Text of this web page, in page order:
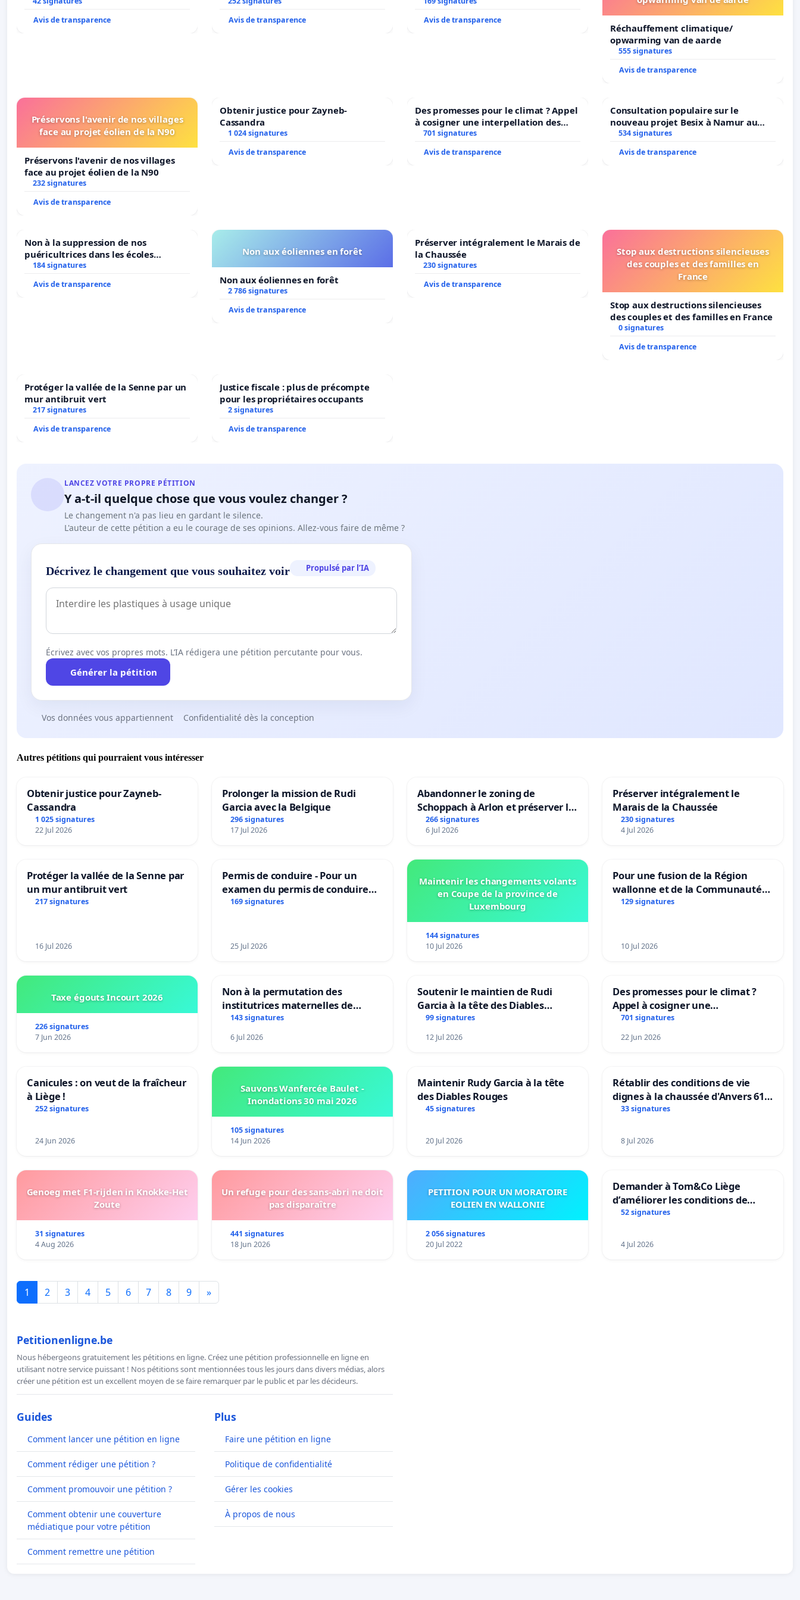
Avis de transparence
Avis de transparence
Avis de transparence
Réchauffement climatique/
opwarming van de aarde
555 signatures
Avis de transparence
Préservons l'avenir de nos villages
face au projet éolien de la N90
Préservons l'avenir de nos villages
face au projet éolien de la N90
232 signatures
Avis de transparence
Obtenir justice pour Zayneb-
Cassandra
1 024 signatures
Avis de transparence
Des promesses pour le climat ? Appel
à cosigner une interpellation des
ministres wallons du climat et de
701 signatures
Avis de transparence
Consultation populaire sur le
nouveau projet Besix à Namur au
Parc Léopold ?
534 signatures
Avis de transparence
Non à la suppression de nos
puéricultrices dans les écoles
communale de Flémalle !
184 signatures
Avis de transparence
Non aux éoliennes en forêt
Non aux éoliennes en forêt
2 786 signatures
Avis de transparence
Préserver intégralement le Marais de
la Chaussée
230 signatures
Avis de transparence
Stop aux destructions silencieuses
des couples et des familles en
France
Stop aux destructions silencieuses
des couples et des familles en France
0 signatures
Avis de transparence
Protéger la vallée de la Senne par un
mur antibruit vert
217 signatures
Avis de transparence
Justice fiscale : plus de précompte
pour les propriétaires occupants
2 signatures
Avis de transparence
LANCEZ VOTRE PROPRE PÉTITION
Y a-t-il quelque chose que vous voulez changer ?
Le changement n'a pas lieu en gardant le silence.
L'auteur de cette pétition a eu le courage de ses opinions. Allez-vous faire de même ?
Décrivez le changement que vous souhaitez voir Propulsé par l’IA
Écrivez avec vos propres mots. L’IA rédigera une pétition percutante pour vous.
Générer la pétition
Vos données vous appartiennent Confidentialité dès la conception
Autres pétitions qui pourraient vous intéresser
Obtenir justice pour Zayneb-
Cassandra
1 025 signatures
22 Jul 2026
Prolonger la mission de Rudi
Garcia avec la Belgique
296 signatures
17 Jul 2026
Abandonner le zoning de
Schoppach à Arlon et préserver le
site naturel
266 signatures
6 Jul 2026
Préserver intégralement le
Marais de la Chaussée
230 signatures
4 Jul 2026
Protéger la vallée de la Senne par
un mur antibruit vert
217 signatures
16 Jul 2026
Permis de conduire - Pour un
examen du permis de conduire
accessible dans plusieurs langues
169 signatures
25 Jul 2026
Maintenir les changements volants
en Coupe de la province de
Luxembourg
144 signatures
10 Jul 2026
Pour une fusion de la Région
wallonne et de la Communauté
française (Fédération Wallonie-
129 signatures
10 Jul 2026
Taxe égouts Incourt 2026
226 signatures
7 Jun 2026
Non à la permutation des
institutrices maternelles de
Bléharies et Laplaigne !
Préservons la stabilité de nos
enfants.
143 signatures
6 Jul 2026
Soutenir le maintien de Rudi
Garcia à la tête des Diables
Rouges |Teken voor het behoud
van Rudi Garcia als bondscoach
99 signatures
12 Jul 2026
Des promesses pour le climat ?
Appel à cosigner une
interpellation des ministres
wallons du climat et de
l’environnement.
701 signatures
22 Jun 2026
Canicules : on veut de la fraîcheur
à Liège !
252 signatures
24 Jun 2026
Sauvons Wanfercée Baulet -
Inondations 30 mai 2026
105 signatures
14 Jun 2026
Maintenir Rudy Garcia à la tête
des Diables Rouges
45 signatures
20 Jul 2026
Rétablir des conditions de vie
dignes à la chaussée d'Anvers 61
et 63
33 signatures
8 Jul 2026
Genoeg met F1-rijden in Knokke-Het
Zoute
31 signatures
4 Aug 2026
Un refuge pour des sans-abri ne doit
pas disparaître
441 signatures
18 Jun 2026
PETITION POUR UN MORATOIRE
EOLIEN EN WALLONIE
2 056 signatures
20 Jul 2022
Demander à Tom&Co Liège
d’améliorer les conditions de
présentation des animaux et de
en magasin
52 signatures
4 Jul 2026
1 2 3 4 5 6 7 8 9 »
Petitionenligne.be
Nous hébergeons gratuitement les pétitions en ligne. Créez une pétition professionnelle en ligne en
utilisant notre service puissant ! Nos pétitions sont mentionnées tous les jours dans divers médias, alors
créer une pétition est un excellent moyen de se faire remarquer par le public et par les décideurs.
Guides
Comment lancer une pétition en ligne
Comment rédiger une pétition ?
Comment promouvoir une pétition ?
Comment obtenir une couverture
médiatique pour votre pétition
Comment remettre une pétition
Plus
Faire une pétition en ligne
Politique de confidentialité
Gérer les cookies
À propos de nous